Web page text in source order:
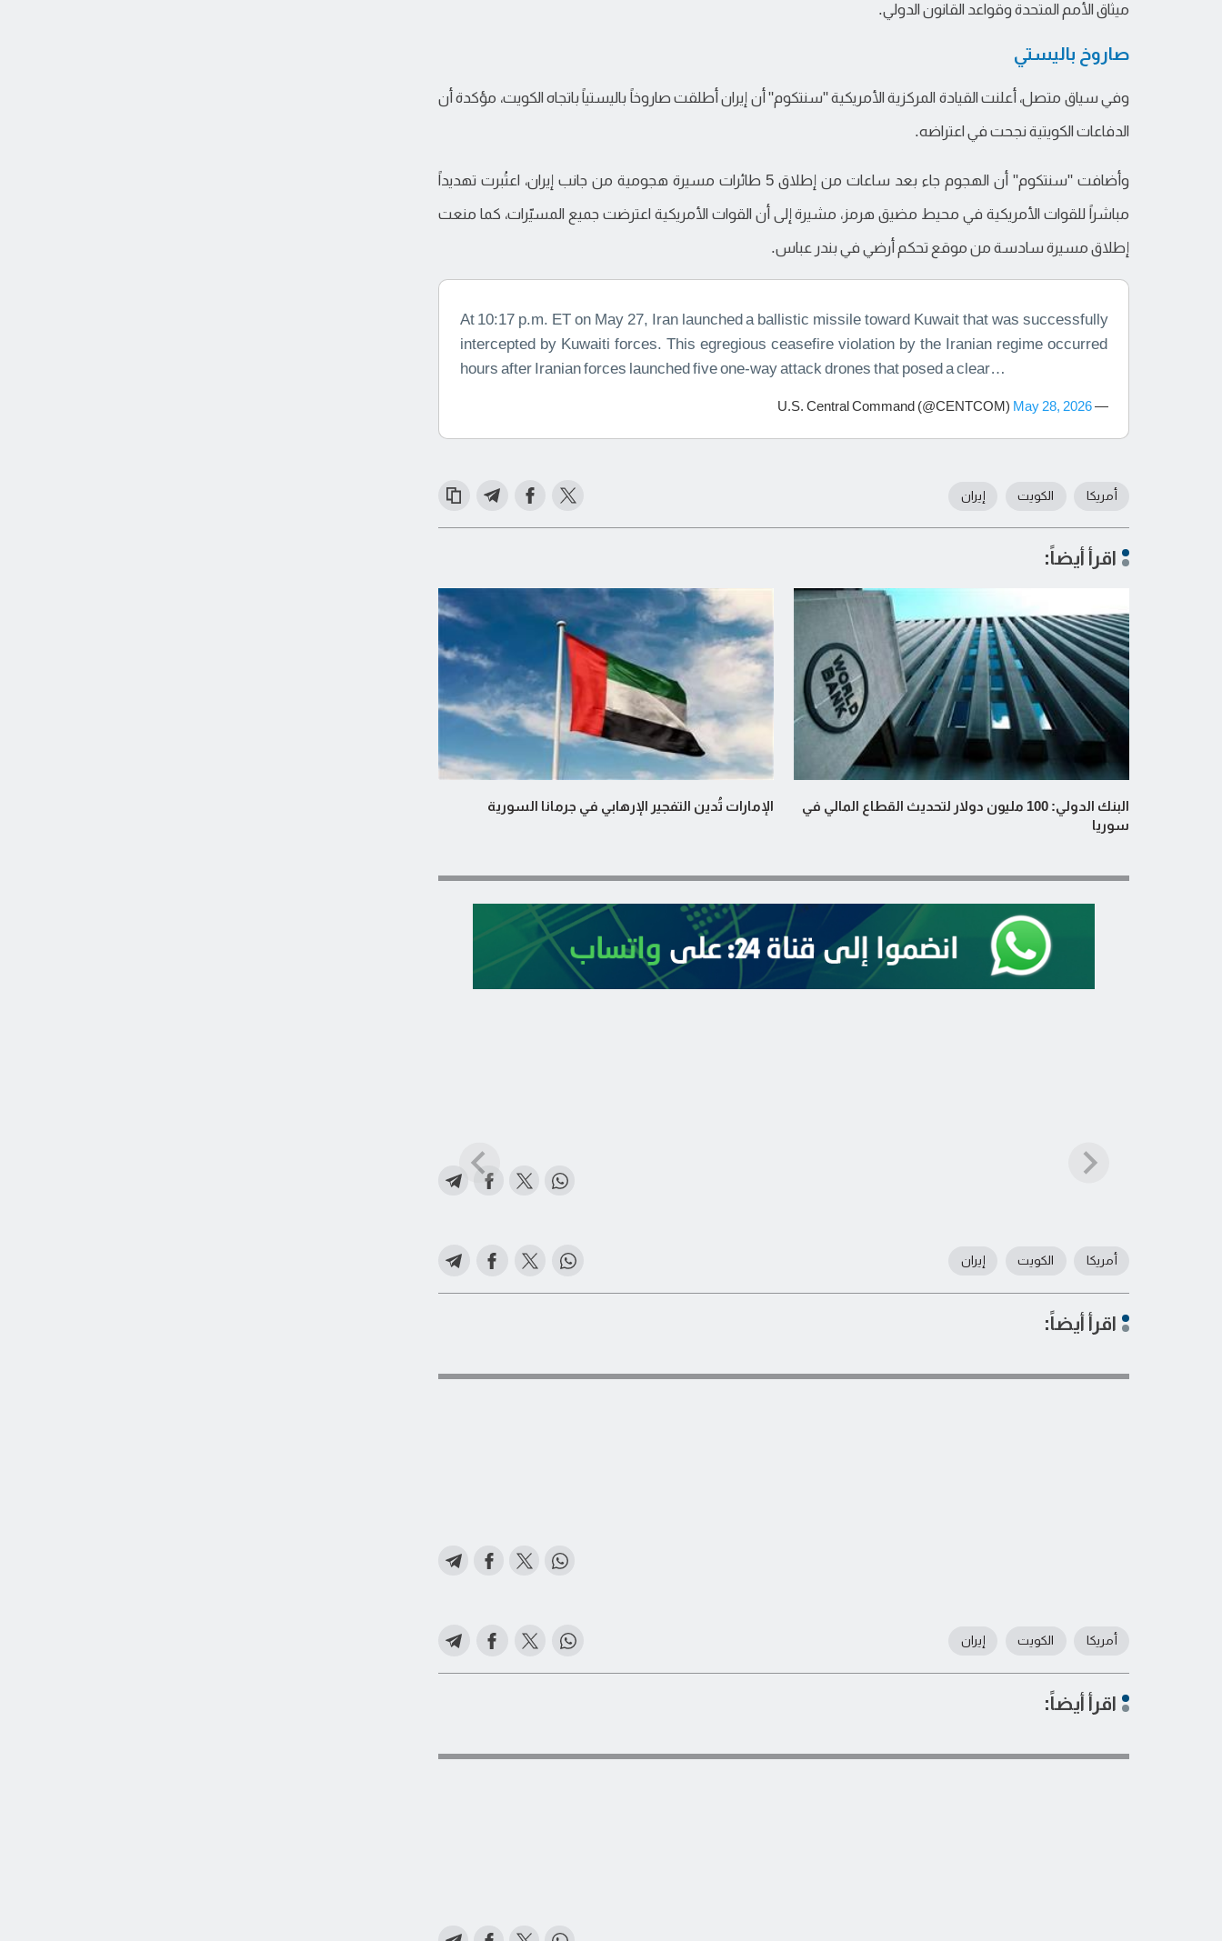
ميثاق الأمم المتحدة وقواعد القانون الدولي.
صاروخ باليستي
وفي سياق متصل، أعلنت القيادة المركزية الأمريكية "سنتكوم" أن إيران أطلقت صاروخاً باليستياً باتجاه الكويت، مؤكدة أن
الدفاعات الكويتية نجحت في اعتراضه.
وأضافت "سنتكوم" أن الهجوم جاء بعد ساعات من إطلاق 5 طائرات مسيرة هجومية من جانب إيران، اعتُبرت تهديداً
مباشراً للقوات الأمريكية في محيط مضيق هرمز، مشيرة إلى أن القوات الأمريكية اعترضت جميع المسيّرات، كما منعت
إطلاق مسيرة سادسة من موقع تحكم أرضي في بندر عباس.
At 10:17 p.m. ET on May 27, Iran launched a ballistic missile toward Kuwait that was successfully
intercepted by Kuwaiti forces. This egregious ceasefire violation by the Iranian regime occurred
hours after Iranian forces launched five one-way attack drones that posed a clear…
— U.S. Central Command (@CENTCOM)
May 28, 2026
أمريكا الكويت إيران
اقرأ أيضاً:
البنك الدولي: 100 مليون دولار لتحديث القطاع المالي في
سوريا
الإمارات تُدين التفجير الإرهابي في جرمانا السورية
أمريكا الكويت إيران
اقرأ أيضاً:
أمريكا الكويت إيران
اقرأ أيضاً: